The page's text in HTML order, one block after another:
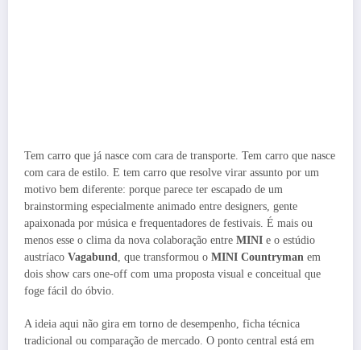
Tem carro que já nasce com cara de transporte. Tem carro que nasce
com cara de estilo. E tem carro que resolve virar assunto por um
motivo bem diferente: porque parece ter escapado de um
brainstorming especialmente animado entre designers, gente
apaixonada por música e frequentadores de festivais. É mais ou
menos esse o clima da nova colaboração entre MINI e o estúdio
austríaco Vagabund, que transformou o MINI Countryman em
dois show cars one-off com uma proposta visual e conceitual que
foge fácil do óbvio.
A ideia aqui não gira em torno de desempenho, ficha técnica
tradicional ou comparação de mercado. O ponto central está em